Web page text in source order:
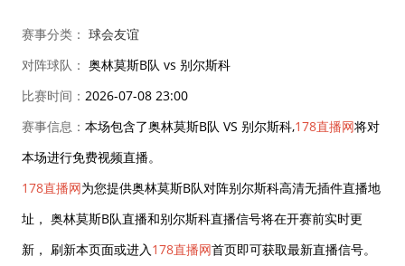
赛事分类： 球会友谊
对阵球队： 奥林莫斯B队 vs 别尔斯科
比赛时间： 2026-07-08 23:00
赛事信息： 本场包含了奥林莫斯B队 VS 别尔斯科,178直播网将对
本场进行免费视频直播。
178直播网为您提供奥林莫斯B队对阵别尔斯科高清无插件直播地
址， 奥林莫斯B队直播和别尔斯科直播信号将在开赛前实时更
新， 刷新本页面或进入178直播网首页即可获取最新直播信号。